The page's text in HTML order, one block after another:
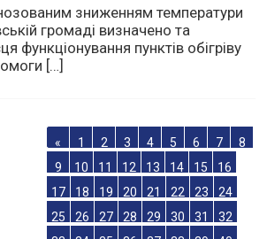
зниженням температури
громаді визначено та
функціонування пунктів обігріву
[…]
« 1 2 3 4 5 6 7
8
9
10 11 12 13 14 15
16
17
18 19 20 21 22 23
24
25
26 27 28 29 30 31
32